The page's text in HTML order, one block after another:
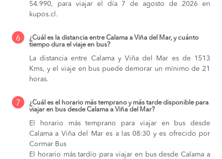
54.990, para viajar el día 7 de agosto de 2026 en
kupos.cl.
6
¿Cuál es la distancia entre Calama a Viña del Mar, y cuánto
tiempo dura el viaje en bus?
La distancia entre Calama y Viña del Mar es de 1513
Kms, y el viaje en bus puede demorar un mínimo de 21
horas.
7
¿Cuál es el horario más temprano y más tarde disponible para
viajar en bus desde Calama a Viña del Mar?
El horario más temprano para viajar en bus desde
Calama a Viña del Mar es a las 08:30 y es ofrecido por
Cormar Bus
El horario más tardío para viajar en bus desde Calama a